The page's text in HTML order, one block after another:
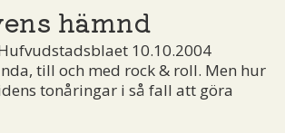
hämnd
10.10.2004
till och med rock & roll. Men hur
tonåringar i så fall att göra